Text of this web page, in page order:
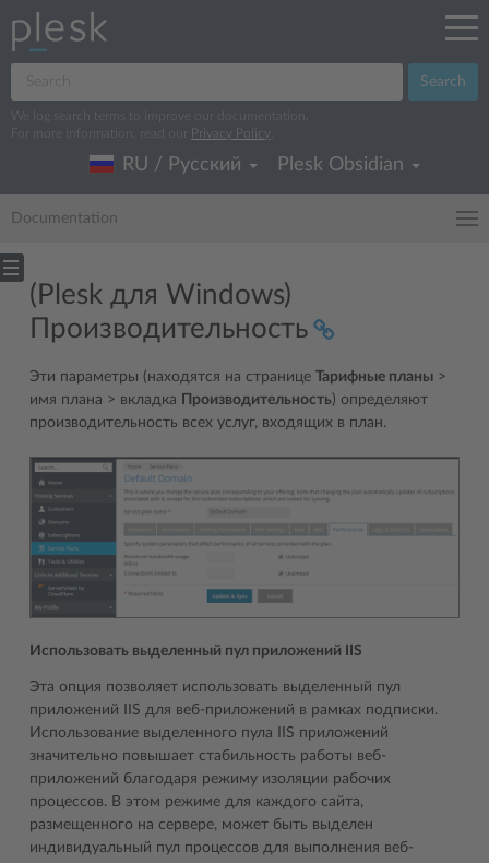
Search
We log search terms to improve our documentation.
For more information, read our
Privacy Policy
RU / Русский Plesk Obsidian
Documentation
(Plesk для Windows)
Производительность
Эти параметры (находятся на странице Тарифные планы >
имя плана > вкладка
Производительность) определяют
производительность всех услуг, входящих в план.
Использовать выделенный пул приложений IIS
Эта опция позволяет использовать выделенный пул
приложений IIS для веб-приложений в рамках подписки.
Использование выделенного пула IIS приложений
значительно повышает стабильность работы веб-
приложений благодаря режиму изоляции рабочих
процессов. В этом режиме для каждого сайта,
размещенного на сервере, может быть выделен
индивидуальный пул процессов для выполнения веб-